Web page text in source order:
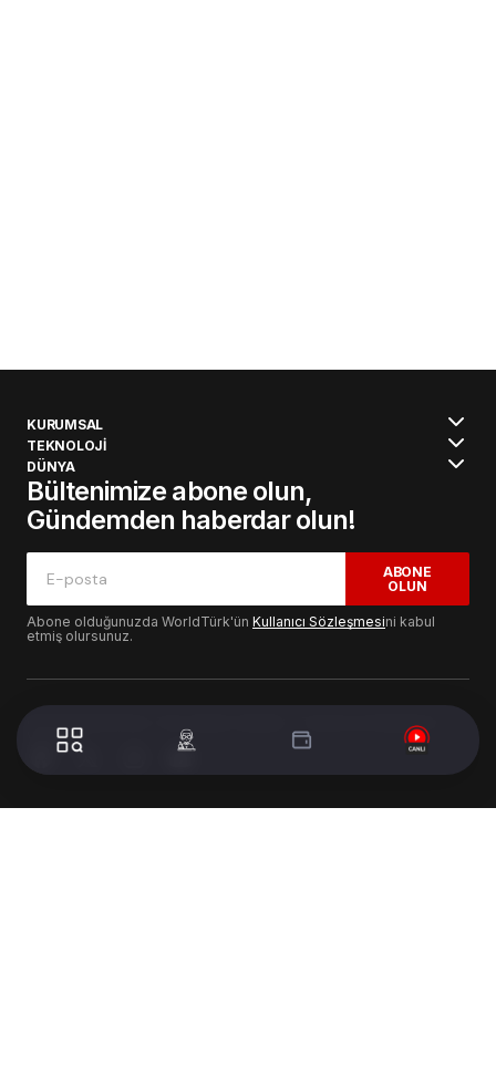
KURUMSAL
TEKNOLOJİ
DÜNYA
Bültenimize abone olun,
Gündemden haberdar olun!
ABONE
OLUN
Abone olduğunuzda WorldTürk'ün Kullanıcı Sözleşmesini kabul
etmiş olursunuz.
© 2024 WorldTurk. Tüm Hakları Saklıdır. - Tasarım & Geliştirme :
Volion's